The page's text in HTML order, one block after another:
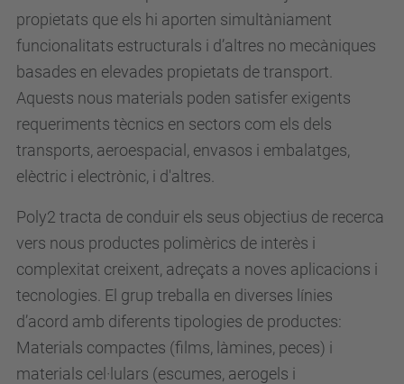
propietats que els hi aporten simultàniament
funcionalitats estructurals i d’altres no mecàniques
basades en elevades propietats de transport.
Aquests nous materials poden satisfer exigents
requeriments tècnics en sectors com els dels
transports, aeroespacial, envasos i embalatges,
elèctric i electrònic, i d'altres.
Poly2 tracta de conduir els seus objectius de recerca
vers nous productes polimèrics de interès i
complexitat creixent, adreçats a noves aplicacions i
tecnologies. El grup treballa en diverses línies
d’acord amb diferents tipologies de productes:
Materials compactes (films, làmines, peces) i
materials cel·lulars (escumes, aerogels i